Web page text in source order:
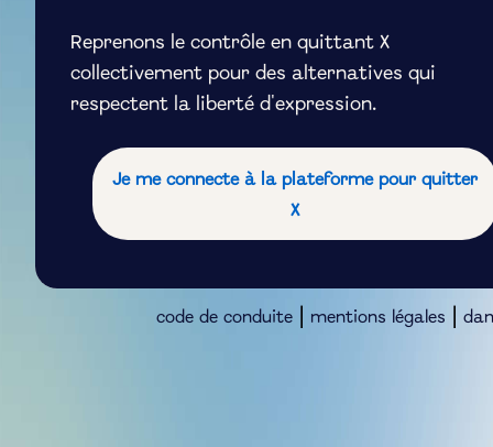
Reprenons le contrôle en quittant X
collectivement pour des alternatives qui
respectent la liberté d'expression.
Je me connecte à la plateforme pour quitter
X
code de conduite mentions légales